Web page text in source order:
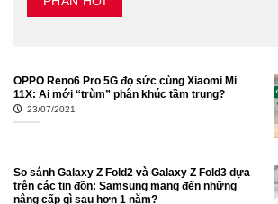
OPPO Reno6 Pro 5G đọ sức cùng Xiaomi Mi
11X: Ai mới “trùm” phân khúc tầm trung?
23/07/2021
So sánh Galaxy Z Fold2 và Galaxy Z Fold3 dựa
trên các tin đồn: Samsung mang đến những
nâng cấp gì sau hơn 1 năm?